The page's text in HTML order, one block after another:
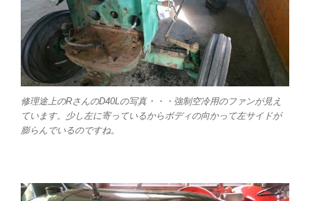
修理途上のRさんのD40Lの写真・・・強制空冷用のファンが見え
ています。少し左に寄っているからボディの向かって左サイドが
膨らんでいるのですね。